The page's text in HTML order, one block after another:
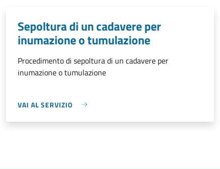
Sepoltura di un cadavere per
inumazione o tumulazione
Procedimento di sepoltura di un cadavere per
inumazione o tumulazione
VAI AL SERVIZIO